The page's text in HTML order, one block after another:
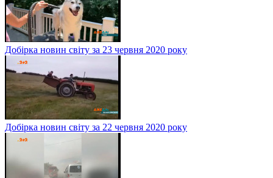
Добірка новин світу за 23 червня 2020 року
Добірка новин світу за 22 червня 2020 року